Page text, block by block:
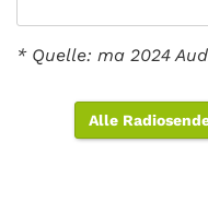
* Quelle: ma 2024
Alle